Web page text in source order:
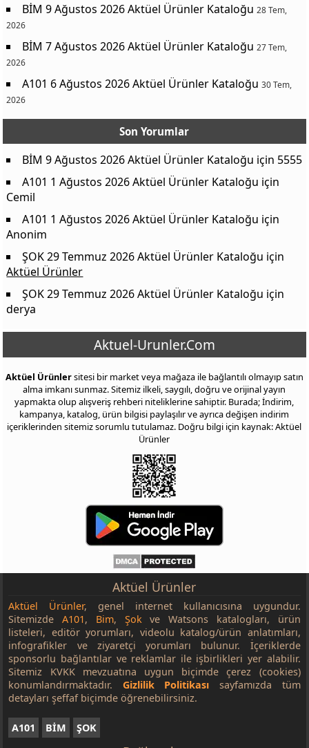
BİM 9 Ağustos 2026 Aktüel Ürünler Kataloğu 28 Tem,
2026
BİM 7 Ağustos 2026 Aktüel Ürünler Kataloğu 27 Tem,
2026
A101 6 Ağustos 2026 Aktüel Ürünler Kataloğu 30 Tem,
2026
Son Yorumlar
BİM 9 Ağustos 2026 Aktüel Ürünler Kataloğu için 5555
A101 1 Ağustos 2026 Aktüel Ürünler Kataloğu için
Cemil
A101 1 Ağustos 2026 Aktüel Ürünler Kataloğu için
Anonim
ŞOK 29 Temmuz 2026 Aktüel Ürünler Kataloğu için
Aktüel Ürünler
ŞOK 29 Temmuz 2026 Aktüel Ürünler Kataloğu için
derya
Aktuel-Urunler.Com
Aktüel Ürünlersitesi bir market veya mağaza ile bağlantılı olmayıp satın
alma imkanı sunmaz. Sitemiz ilkeli, saygılı, doğru ve orijinal yayın
yapmakta olup alışveriş rehberi niteliklerine sahiptir. Burada; İndirim,
kampanya, katalog, ürün bilgisi paylaşılır ve ayrıca değişen indirim
içeriklerinden sitemiz sorumlu tutulamaz. Doğru bilgi için kaynak: Aktüel
Ürünler
Aktüel Ürünler
Aktüel Ürünler, genel internet kullanıcısına uygundur.
SitemizdeA101, Bim, Şok ve Watsons katalogları, ürün
listeleri, editör yorumları, videolu katalog/ürün anlatımları,
infografikler ve ziyaretçi yorumları bulunur. İçeriklerde
sponsorlu bağlantılar ve reklamlar ile işbirlikleri yer alabilir.
Sitemiz KVKK mevzuatına uygun biçimde çerez (cookies)
konumlandırmaktadır. Gizlilik Politikası sayfamızda tüm
detayları şeffaf biçimde öğrenebilirsiniz.
A101 BİM ŞOK